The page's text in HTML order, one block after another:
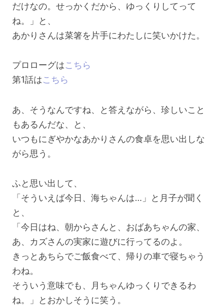
だけなの。せっかくだから、ゆっくりしてって
ね。」と、
あかりさんは菜箸を片手にわたしに笑いかけた。
プロローグはこちら
第1話はこちら
あ、そうなんですね、と答えながら、珍しいこと
もあるんだな、と、
いつもにぎやかなあかりさんの食卓を思い出しな
がら思う。
ふと思い出して、
「そういえば今日、海ちゃんは…」と月子が聞く
と、
「今日はね、朝からさんと、おばあちゃんの家、
あ、カズさんの実家に遊びに行ってるのよ。
きっとあちらでご飯食べて、帰りの車で寝ちゃう
わね。
そういう意味でも、月ちゃんゆっくりできるわ
ね。」とおかしそうに笑う。